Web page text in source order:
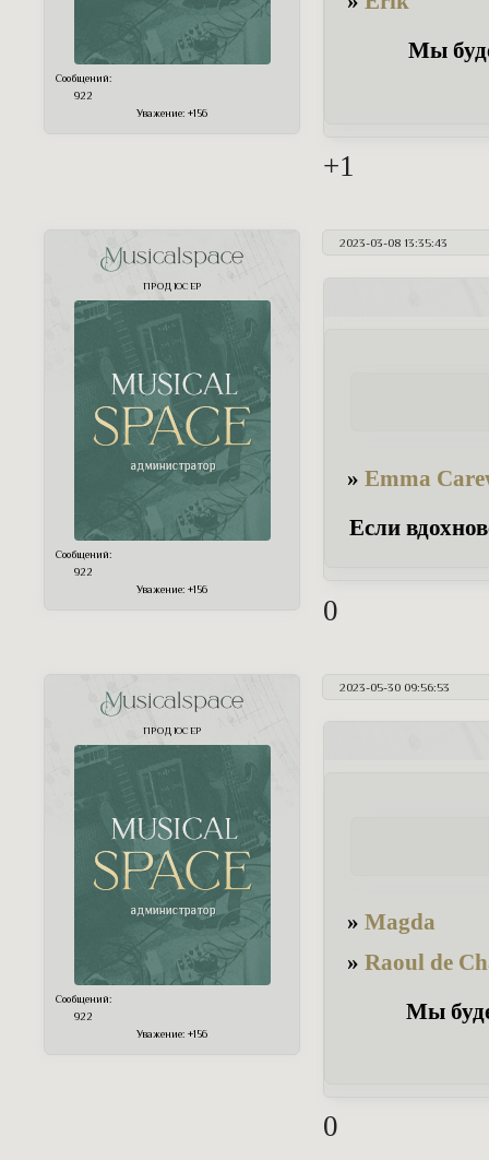
Сообщений:
922
Уважение: +156
Мы
+1
2023-03-08 13:35:43
Musicalspace
ПРОДЮСЕР
Сообщений:
922
Уважение: +156
» Emma
Если
0
2023-05-30 09:56:53
Musicalspace
ПРОДЮСЕР
Сообщений:
922
Уважение: +156
» Magda
» Raoul de
Мы
0